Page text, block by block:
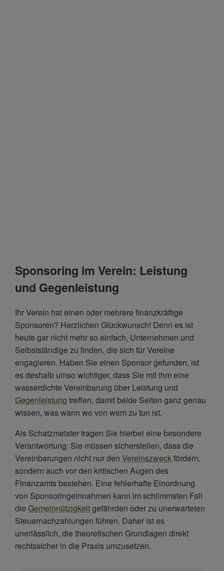
Sponsoring im Verein: Leistung
und Gegenleistung
Ihr Verein hat einen oder mehrere finanzkräftige
Sponsoren? Herzlichen Glückwunsch! Denn es ist
heute gar nicht mehr so einfach, Unternehmen und
Selbstständige zu finden, die sich für Vereine
engagieren. Haben Sie einen Sponsor gefunden, ist
es deshalb umso wichtiger, dass Sie mit ihm eine
wasserdichte Vereinbarung über Leistung und
Gegenleistung treffen, damit beide Seiten ganz genau
wissen, was wann wo von wem zu tun ist.
Als Schatzmeister tragen Sie hierbei eine besondere
Verantwortung: Sie müssen sicherstellen, dass die
Vereinbarungen nicht nur den Vereinszweck fördern,
sondern auch vor den kritischen Augen des
Finanzamts bestehen. Eine fehlerhafte Einordnung
von Sponsoringeinnahmen kann im schlimmsten Fall
die Gemeinnützigkeitgefährden oder zu unerwarteten
Steuernachzahlungen führen. Daher ist es
unerlässlich, die theoretischen Grundlagen direkt
rechtssicher in die Praxis umzusetzen.